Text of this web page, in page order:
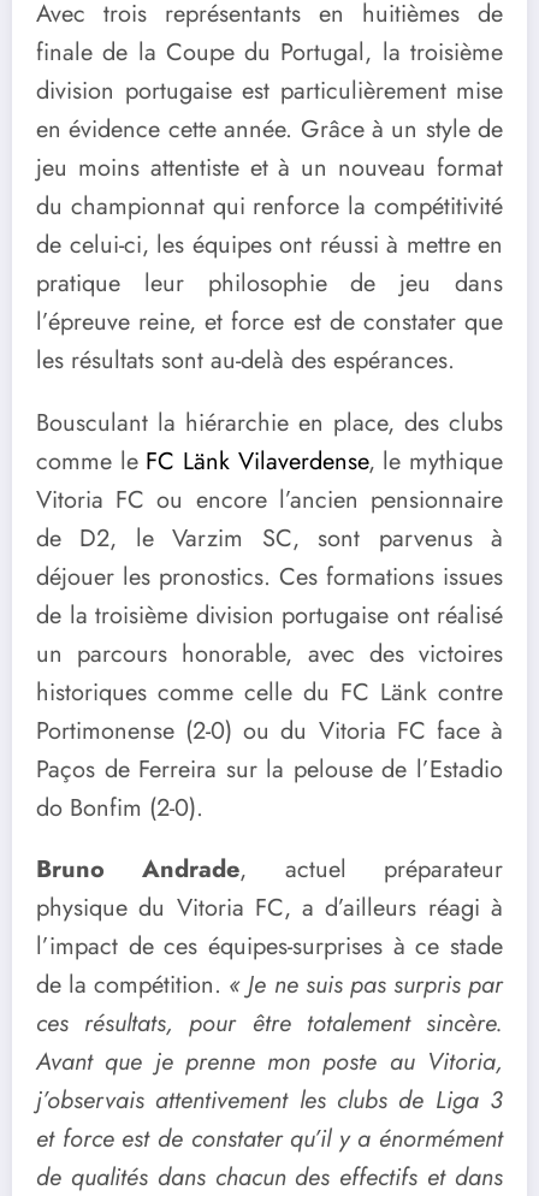
Avec trois représentants en huitièmes de
finale de la Coupe du Portugal, la troisième
division portugaise est particulièrement mise
en évidence cette année. Grâce à un style de
jeu moins attentiste et à un nouveau format
du championnat qui renforce la compétitivité
de celui-ci, les équipes ont réussi à mettre en
pratique leur philosophie de jeu dans
l’épreuve reine, et force est de constater que
les résultats sont au-delà des espérances.
Bousculant la hiérarchie en place, des clubs
comme le FC Länk Vilaverdense, le mythique
Vitoria FC ou encore l’ancien pensionnaire
de D2, le Varzim SC, sont parvenus à
déjouer les pronostics. Ces formations issues
de la troisième division portugaise ont réalisé
un parcours honorable, avec des victoires
historiques comme celle du FC Länk contre
Portimonense (2-0) ou du Vitoria FC face à
Paços de Ferreira sur la pelouse de l’Estadio
do Bonfim (2-0).
Bruno Andrade, actuel préparateur
physique du Vitoria FC, a d’ailleurs réagi à
l’impact de ces équipes-surprises à ce stade
de la compétition. « Je ne suis pas surpris par
ces résultats, pour être totalement sincère.
Avant que je prenne mon poste au Vitoria,
j’observais attentivement les clubs de Liga 3
et force est de constater qu’il y a énormément
de qualités dans chacun des effectifs et dans